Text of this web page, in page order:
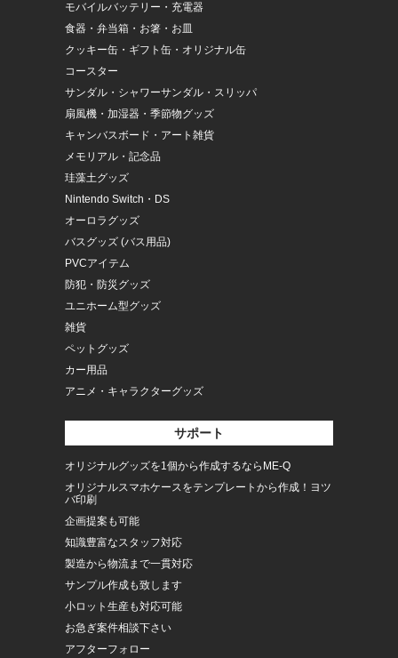
モバイルバッテリー・充電器
食器・弁当箱・お箸・お皿
クッキー缶・ギフト缶・オリジナル缶
コースター
サンダル・シャワーサンダル・スリッパ
扇風機・加湿器・季節物グッズ
キャンバスボード・アート雑貨
メモリアル・記念品
珪藻土グッズ
Nintendo Switch・DS
オーロラグッズ
バスグッズ (バス用品)
PVCアイテム
防犯・防災グッズ
ユニホーム型グッズ
雑貨
ペットグッズ
カー用品
アニメ・キャラクターグッズ
サポート
オリジナルグッズを1個から作成するならME-Q
オリジナルスマホケースをテンプレートから作成！ヨツ
バ印刷
企画提案も可能
知識豊富なスタッフ対応
製造から物流まで一貫対応
サンプル作成も致します
小ロット生産も対応可能
お急ぎ案件相談下さい
アフターフォロー